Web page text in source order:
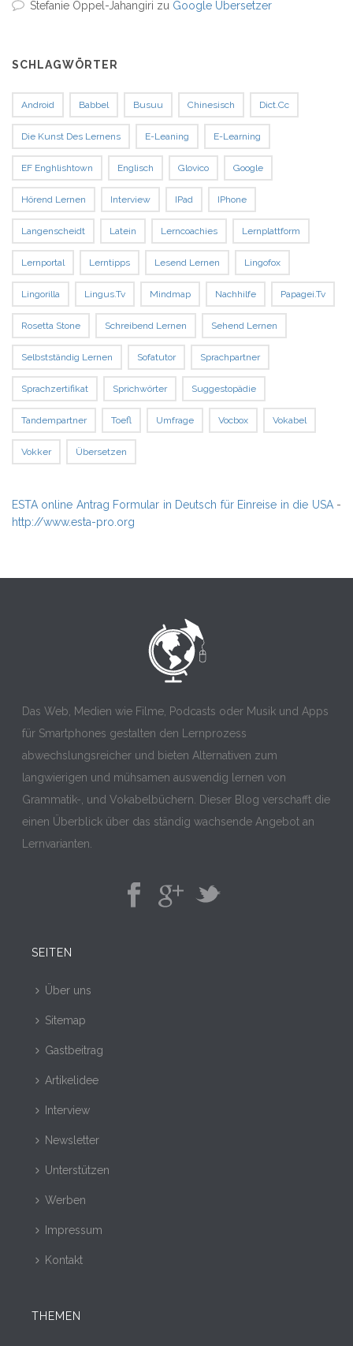
Stefanie Oppel-Jahangiri zu Google Übersetzer
SCHLAGWÖRTER
Android Babbel Busuu Chinesisch Dict.cc
Die Kunst Des Lernens E-Leaning E-Learning
EF Enghlishtown Englisch Glovico Google
Hörend Lernen Interview IPad IPhone
Langenscheidt Latein Lerncoachies Lernplattform
Lernportal Lerntipps Lesend Lernen Lingofox
Lingorilla Lingus.tv Mindmap Nachhilfe Papagei.tv
Rosetta Stone Schreibend Lernen Sehend Lernen
Selbstständig Lernen Sofatutor Sprachpartner
Sprachzertifikat Sprichwörter Suggestopädie
Tandempartner Toefl Umfrage Vocbox Vokabel
Vokker Übersetzen
ESTA online Antrag Formular in Deutsch für Einreise in die USA-
http://www.esta-pro.org
Das Web, Medien wie Filme, Podcasts oder Musik und Apps
für Smartphones gestalten den Lernprozess
abwechslungsreicher und bieten Alternativen zum
langwierigen und mühsamen auswendig lernen von
Grammatik-, und Vokabelbüchern. Dieser Blog verschafft die
einen Überblick über das ständig wachsende Angebot an
Lernvarianten.
SEITEN
Über uns
Sitemap
Gastbeitrag
Artikelidee
Interview
Newsletter
Unterstützen
Werben
Impressum
Kontakt
THEMEN